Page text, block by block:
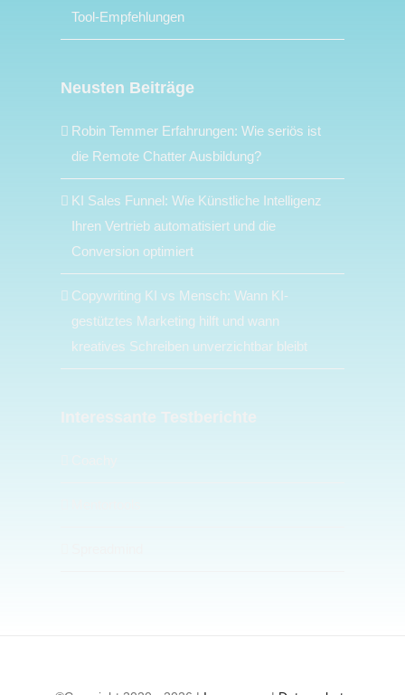
Tool‑Empfehlungen
Neusten Beiträge
Robin Temmer Erfahrungen: Wie seriös ist
die Remote Chatter Ausbildung?
KI Sales Funnel: Wie Künstliche Intelligenz
Ihren Vertrieb automatisiert und die
Conversion optimiert
Copywriting KI vs Mensch: Wann KI-
gestütztes Marketing hilft und wann
kreatives Schreiben unverzichtbar bleibt
Interessante Testberichte